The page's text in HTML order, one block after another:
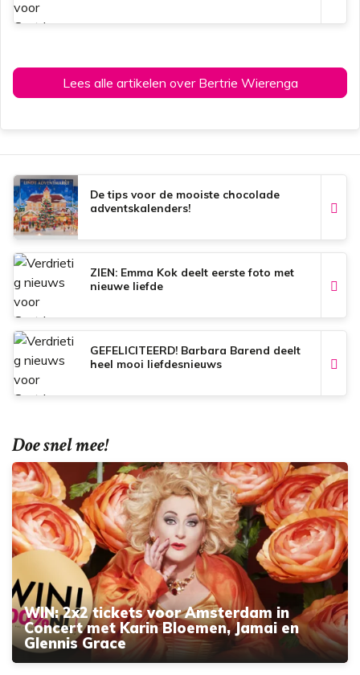
Lees alle artikelen over Bertrie Wierenga
De tips voor de mooiste chocolade
adventskalenders!
ZIEN: Emma Kok deelt eerste foto met
nieuwe liefde
GEFELICITEERD! Barbara Barend deelt
heel mooi liefdesnieuws
Doe snel mee!
WIN: 2x2 tickets voor Amsterdam in
Concert met Karin Bloemen, Jamai en
Glennis Grace